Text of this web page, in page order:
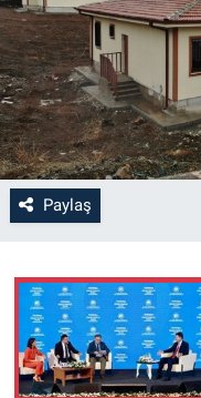
Paylaş
ASAYİŞ
MAGAZİN
KÜLTÜR-SANAT
ÇEVRE